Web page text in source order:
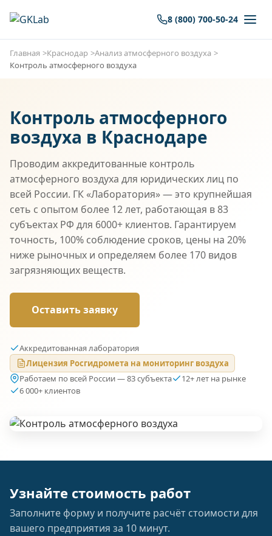
8 (800) 700-50-24
Главная Краснодар
Анализ атмосферного воздуха
Контроль атмосферного воздуха
Контроль атмосферного
воздуха в Краснодаре
Проводим аккредитованные контроль
атмосферного воздуха для юридических лиц по
всей России. ГК «Лаборатория» — это крупнейшая
сеть с опытом более 12 лет, работающая в 83
субъектах РФ для 6000+ клиентов. Гарантируем
точность, 100% соблюдение сроков, цены на 20%
ниже рыночных и определяем более 170 видов
загрязняющих веществ.
Оставить заявку
Аккредитованная лаборатория
Лицензия Росгидромета на мониторинг воздуха
Работаем по всей России — 83 субъекта
12+ лет на рынке
6 000+ клиентов
Узнайте стоимость работ
Заполните форму и получите расчёт стоимости для
вашего предприятия за 10 минут.